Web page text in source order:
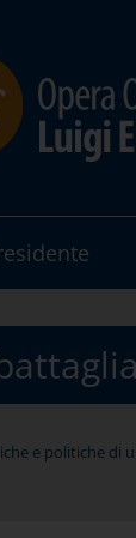
e politiche di